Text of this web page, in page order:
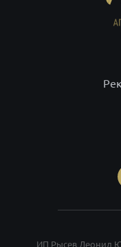
ИП Рысев Леонид